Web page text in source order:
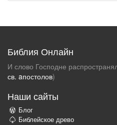
Библия Онлайн
И слово Господне
св. aпостолов)
Наши сайты
Блог
Библейское древо